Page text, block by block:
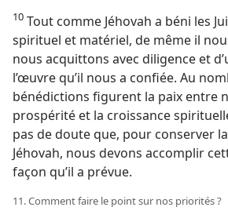
10 Tout comme Jéhovah a béni les
spirituel et matériel, de même il
nous acquittons avec diligence et
l’œuvre qu’il nous a confiée. Au
bénédictions figurent la paix entre
prospérité et la croissance
pas de doute que, pour conserver
Jéhovah, nous devons accomplir
façon qu’il a prévue.
11. Comment faire le point sur nos priorités ?